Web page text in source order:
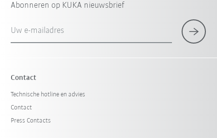
Abonneren op KUKA nieuwsbrief
Uw e-mailadres
Contact
Technische hotline en advies
Contact
Press Contacts